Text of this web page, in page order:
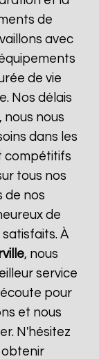
de
avec
de vie
Nos délais
nous
dans les
compétitifs
tous nos
de nos
de
À
, nous
service
pour
et nous
N'hésitez
obtenir